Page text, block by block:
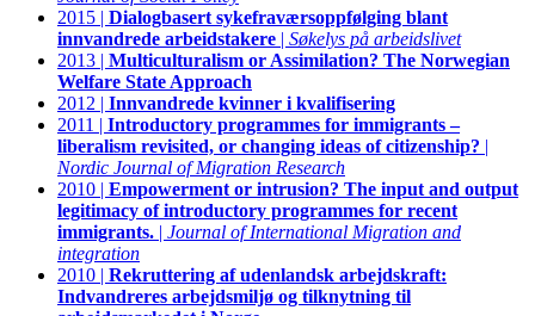
2015 | Dialogbasert sykefraværsoppfølging blant
innvandrede arbeidstakere | Søkelys på arbeidslivet
2013 | Multiculturalism or Assimilation? The Norwegian
Welfare State Approach
2012 | Innvandrede kvinner i kvalifisering
2011 | Introductory programmes for immigrants –
liberalism revisited, or changing ideas of citizenship? |
Nordic Journal of Migration Research
2010 | Empowerment or intrusion? The input and output
legitimacy of introductory programmes for recent
immigrants. | Journal of International Migration and
integration
2010 | Rekruttering af udenlandsk arbejdskraft:
Indvandreres arbejdsmiljø og tilknytning til